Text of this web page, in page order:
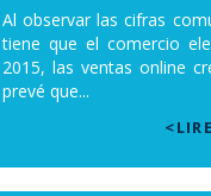
Al observar las cifras
tiene que el comercio
2015, las ventas online
prevé que...